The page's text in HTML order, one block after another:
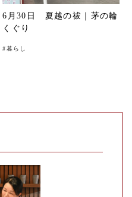
6月30日 夏越の祓｜茅の輪
くぐり
#暮らし